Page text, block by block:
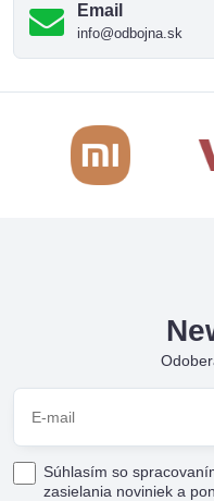
Email
info@odbojna.sk
Súhlasím so
zasielania noviniek a